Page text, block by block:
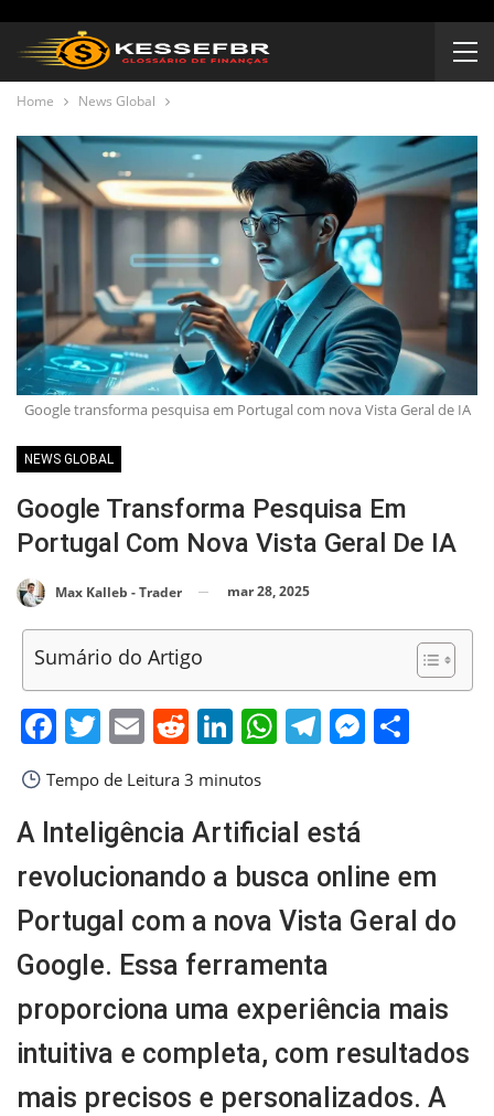
Home News Global
Google transforma pesquisa em Portugal com nova Vista Geral de IA
NEWS GLOBAL
Google Transforma Pesquisa Em
Portugal Com Nova Vista Geral De IA
Max Kalleb - Trader mar 28, 2025
Sumário do Artigo
Facebook
Twitter
EmailReddit
LinkedIn
WhatsApp
Telegram
Tempo de Leitura 3 minutos
A Inteligência Artificial está
revolucionando a busca online em
Portugal com a nova Vista Geral do
Google. Essa ferramenta
proporciona uma experiência mais
intuitiva e completa, com resultados
mais precisos e personalizados. A